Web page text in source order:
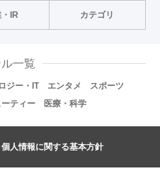
IR カテゴリ
一覧
ジー・IT エンタメ
スポーツ
ーティー 医療・科学
個人情報に関する基本方針